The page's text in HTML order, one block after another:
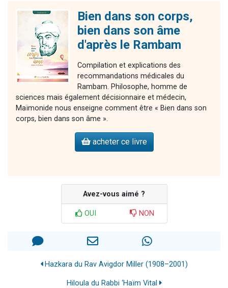
Bien dans son corps,
bien dans son âme
d'après le Rambam
Compilation et explications des
recommandations médicales du
Rambam. Philosophe, homme de
sciences mais également décisionnaire et médecin,
Maïmonide nous enseigne comment être « Bien dans son
corps, bien dans son âme ».
acheter ce livre
Avez-vous aimé ?
OUI NON
Hazkara du Rav Avigdor Miller (1908–2001)
Hiloula du Rabbi ‘Haïm Vital